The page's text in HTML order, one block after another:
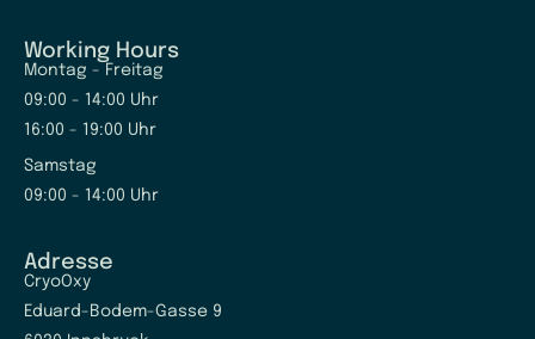
Working Hours
Montag - Freitag
09:00 - 14:00 Uhr
16:00 - 19:00 Uhr
Samstag
09:00 - 14:00 Uhr
Adresse
CryoOxy
Eduard-Bodem-Gasse 9